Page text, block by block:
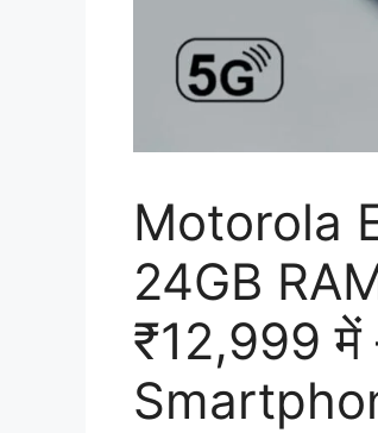
Motorola
24GB
₹12,999